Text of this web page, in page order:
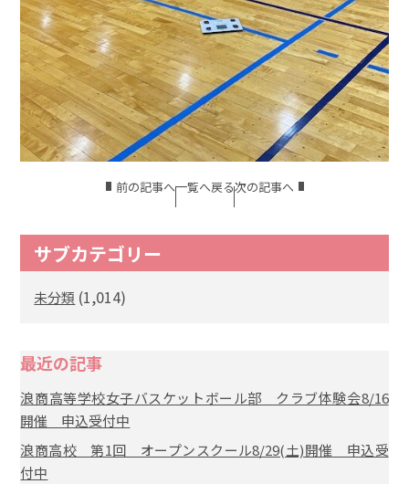
前の記事へ一覧へ戻る次の記事へ
サブカテゴリー
未分類 (1,014)
最近の記事
浪商高等学校女子バスケットボール部 クラブ体験会8/16
開催 申込受付中
浪商高校 第1回 オープンスクール8/29(土)開催 申込受
付中